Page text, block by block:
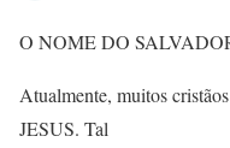
O NOME DO
Atualmente, muitos
JESUS. Tal